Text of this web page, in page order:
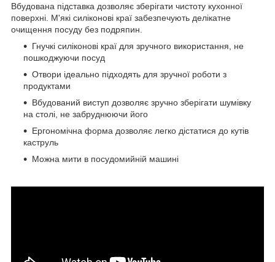
Вбудована підставка дозволяє зберігати чистоту кухонної
поверхні. М'які силіконові краї забезпечують делікатне
очищення посуду без подряпин.
Гнучкі силіконові краї для зручного використання, не
пошкоджуючи посуд
Отвори ідеально підходять для зручної роботи з
продуктами
Вбудований виступ дозволяє зручно зберігати шумівку
на столі, не забруднюючи його
Ергономічна форма дозволяє легко дістатися до кутів
каструль
Можна мити в посудомийній машині